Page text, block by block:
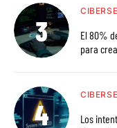
El 80%
para
Los